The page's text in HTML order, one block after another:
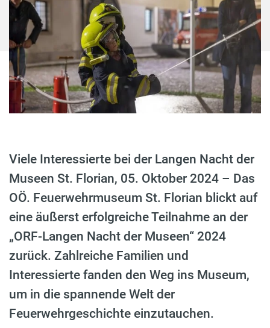
Viele Interessierte bei der Langen Nacht der
Museen St. Florian, 05. Oktober 2024 – Das
OÖ. Feuerwehrmuseum St. Florian blickt auf
eine äußerst erfolgreiche Teilnahme an der
„ORF-Langen Nacht der Museen“ 2024
zurück. Zahlreiche Familien und
Interessierte fanden den Weg ins Museum,
um in die spannende Welt der
Feuerwehrgeschichte einzutauchen.